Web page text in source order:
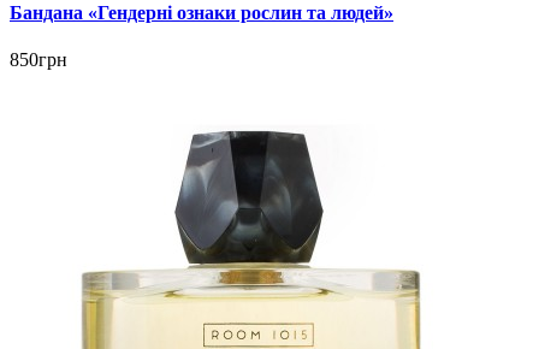
Бандана «Гендерні ознаки рослин та людей»
850грн